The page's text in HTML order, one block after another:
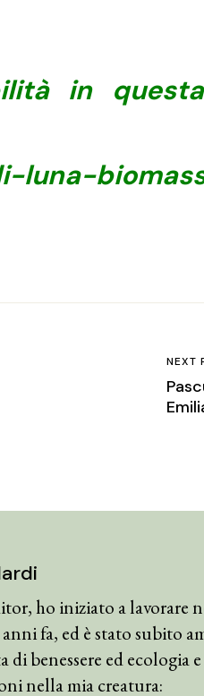
in
luna-
NEXT
ho iniziato a lavorare
fa, ed è stato subito
benessere ed ecologia
nella mia creatura: